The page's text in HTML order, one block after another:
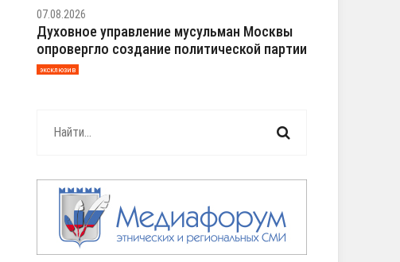
07.08.2026
Духовное управление мусульман Москвы
опровергло создание политической партии
эксклюзив